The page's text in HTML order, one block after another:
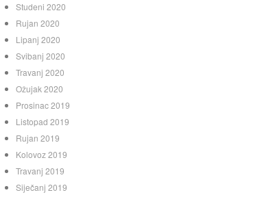
Studeni 2020
Rujan 2020
Lipanj 2020
Svibanj 2020
Travanj 2020
Ožujak 2020
Prosinac 2019
Listopad 2019
Rujan 2019
Kolovoz 2019
Travanj 2019
Siječanj 2019